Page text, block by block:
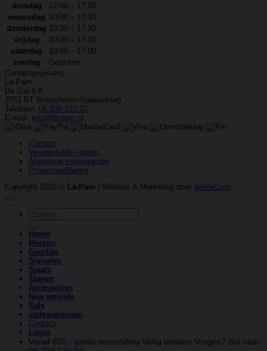
dinsdag
12:00 – 17:30
woensdag 10:00 – 17:30
donderdag 10:00 – 17:30
vrijdag
10:00 – 17:30
zaterdag
10:00 – 17:00
zondag
Gesloten
Contactgegevens
La-Pam
De Ziel 8 A
3751 BT Bunschoten-Spakenburg
Telefoon: 06 200 120 92
E-mail: info@la-pam.nl
Contact
Veelgestelde vragen
Algemene voorwaarden
Privacyverklaring
Copyright 2026 © La-Pam | Website & Marketing door WeDeCom
Home
Merken
Geurlijn
Sieraden
Sjaals
Tassen
Accessoires
New arrivals
Sale
cadeaubonnen
Contact
Login
Vanaf €50,- gratis verzending Veilig betalen Vragen? Bel naar